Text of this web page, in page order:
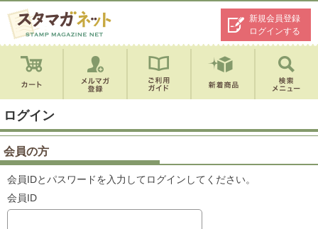
新規会員登録
ログインする
ログイン
会員の方
会員IDとパスワードを入力してログインしてください。
会員ID